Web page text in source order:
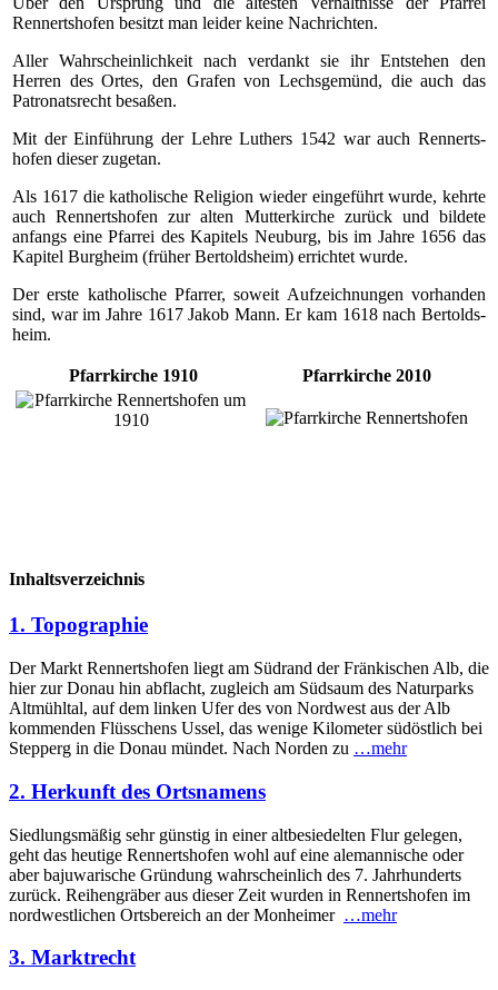
Rennertshofen besitzt man leider keine Nachrichten.
Aller Wahrscheinlichkeit nach verdankt sie ihr Entstehen den
Herren des Ortes, den Grafen von Lechsgemünd, die auch das
Patronatsrecht besaßen.
Mit der Einführung der Lehre Luthers 1542 war auch Rennerts­
hofen dieser zugetan.
Als 1617 die katholische Religion wieder einge­führt wurde, kehrte
auch Rennertshofen zur alten Mutterkirche zurück und bildete
anfangs eine Pfarrei des Kapitels Neuburg, bis im Jahre 1656 das
Kapitel Burgheim (früher Bertoldsheim) errichtet wurde.
Der erste katholische Pfarrer, soweit Aufzeichnungen vorhanden
sind, war im Jahre 1617 Jakob Mann. Er kam 1618 nach Bertolds­
heim.
Pfarrkirche 1910 Pfarrkirche 2010
Inhaltsverzeichnis
1. Topographie
Der Markt Rennertshofen liegt am Südrand der Fränkischen Alb, die
hier zur Donau hin abflacht, zugleich am Südsaum des Naturparks
Altmühltal, auf dem linken Ufer des von Nordwest aus der Alb
kommenden Flüsschens Ussel, das wenige Kilo­meter südöstlich bei
Stepperg in die Donau mündet. Nach Norden zu …mehr
2. Herkunft des Ortsnamens
Siedlungsmäßig sehr günstig in einer altbesiedelten Flur gelegen,
geht das heutige Rennertshofen wohl auf eine aleman­nische oder
aber bajuwarische Gründung wahrscheinlich des 7. Jahrhunderts
zurück. Reihengräber aus dieser Zeit wurden in Rennertshofen im
nordwestlichen Ortsbereich an der Monheimer …mehr
3. Marktrecht